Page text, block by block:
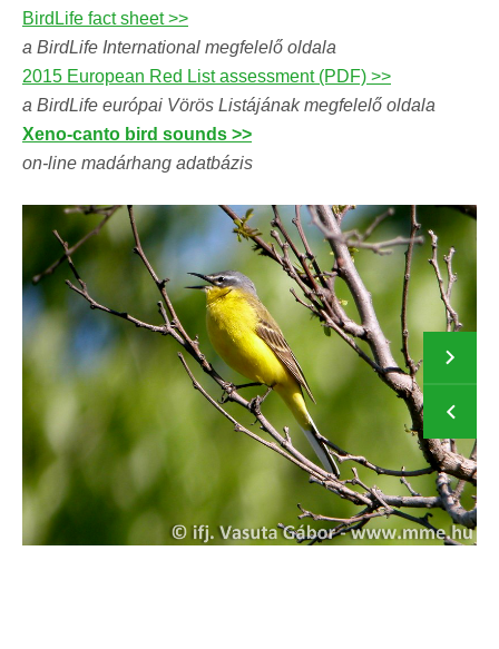
BirdLife fact sheet >>
a BirdLife International megfelelő oldala
2015 European Red List assessment (PDF) >>
a BirdLife európai Vörös Listájának megfelelő oldala
Xeno-canto bird sounds >>
on-line madárhang adatbázis